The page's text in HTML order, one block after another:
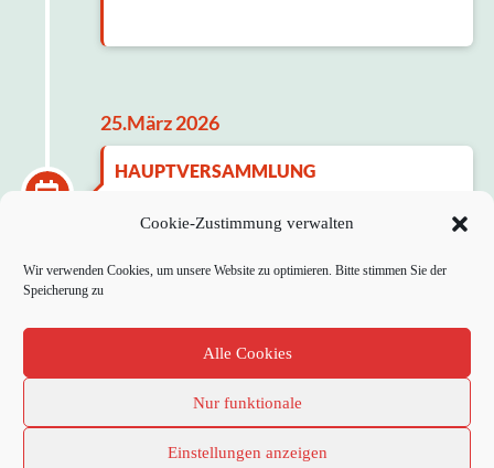
Cookie-Zustimmung verwalten
Wir verwenden Cookies, um unsere Website zu optimieren. Bitte stimmen Sie der
Speicherung zu
Alle Cookies
Nur funktionale
Einstellungen anzeigen
25.März 2026
HAUPTVERSAMMLUNG